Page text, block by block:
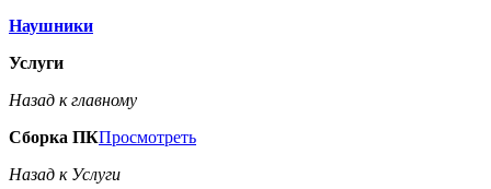
Наушники
Услуги
Назад к главному
Сборка ПКПросмотреть
Назад к Услуги